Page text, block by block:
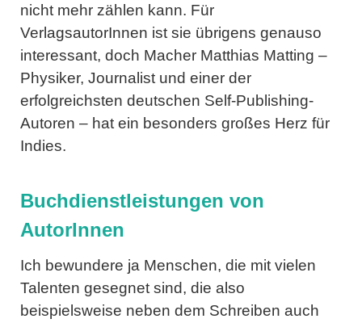
nicht mehr zählen kann. Für
VerlagsautorInnen ist sie übrigens genauso
interessant, doch Macher Matthias Matting –
Physiker, Journalist und einer der
erfolgreichsten deutschen Self-Publishing-
Autoren – hat ein besonders großes Herz für
Indies.
Buchdienstleistungen von
AutorInnen
Ich bewundere ja Menschen, die mit vielen
Talenten gesegnet sind, die also
beispielsweise neben dem Schreiben auch